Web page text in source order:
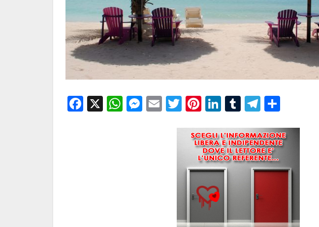
Facebook
X WhatsApp
Messenger
EmailTwitter
Pinterest
LinkedIn
TumblrTelegram